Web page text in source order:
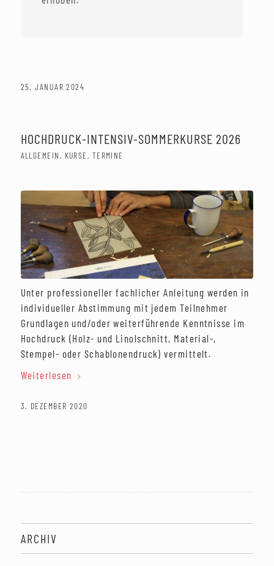
25. JANUAR 2024
HOCHDRUCK-INTENSIV-SOMMERKURSE 2026
ALLGEMEIN , KURSE, TERMINE
Unter professioneller fachlicher Anleitung werden in
individueller Abstimmung mit jedem Teilnehmer
Grundlagen und/oder weiterführende Kenntnisse im
Hochdruck (Holz- und Linolschnitt, Material-,
Stempel- oder Schablonendruck) vermittelt.
Weiterlesen
3. DEZEMBER 2020
ARCHIV